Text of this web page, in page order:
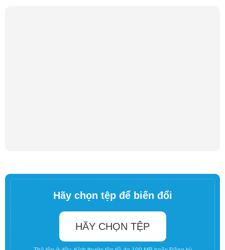
Hãy chọn tệp để biến đổi
HÃY CHỌN TỆP